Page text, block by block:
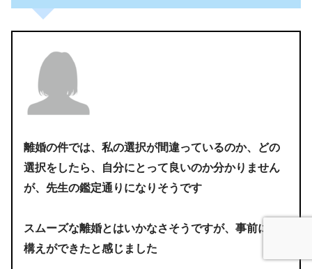
離婚の件では、私の選択が間違っているのか、どの
選択をしたら、自分にとって良いのか分かりません
が、先生の鑑定通りになりそうです
スムーズな離婚とはいかなさそうですが、事前に心
構えができたと感じました